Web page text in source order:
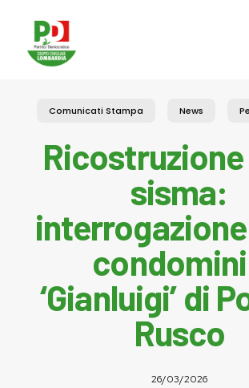
content
Comunicati Stampa News
sisma:
‘Gianluigi’ di
Rusco
26/03/2026